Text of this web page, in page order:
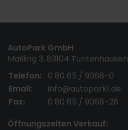
AutoPark GmbH
Mailling 3, 83104 Tuntenhausen
Telefon:
0 80 65 / 9068-0
Email:
info@autopark1.de
Fax:
0 80 65 / 9068-28
Öffnungszeiten Verkauf: